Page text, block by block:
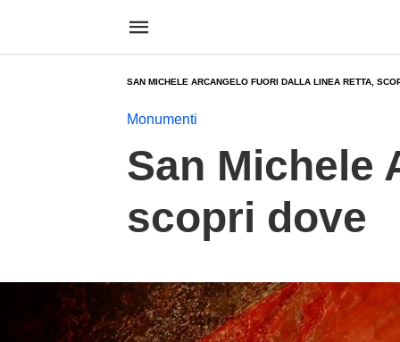
SAN MICHELE ARCANGELO FUORI DALLA LINEA RETTA,
Monumenti
San Michele
scopri dove